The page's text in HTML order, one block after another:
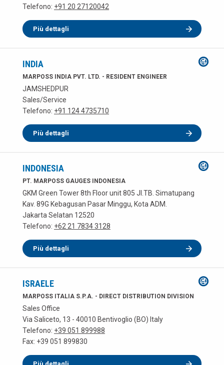
Telefono: +91 20 27120042
Più dettagli
INDIA
MARPOSS INDIA PVT. LTD. - RESIDENT ENGINEER
JAMSHEDPUR
Sales/Service
Telefono: +91 124 4735710
Più dettagli
INDONESIA
PT. MARPOSS GAUGES INDONESIA
GKM Green Tower 8th Floor unit 805 JI.TB. Simatupang
Kav. 89G Kebagusan Pasar Minggu, Kota ADM.
Jakarta Selatan 12520
Telefono: +62 21 7834 3128
Più dettagli
ISRAELE
MARPOSS ITALIA S.P.A. - DIRECT DISTRIBUTION DIVISION
Sales Office
Via Saliceto, 13 - 40010 Bentivoglio (BO) Italy
Telefono: +39 051 899988
Fax: +39 051 899830